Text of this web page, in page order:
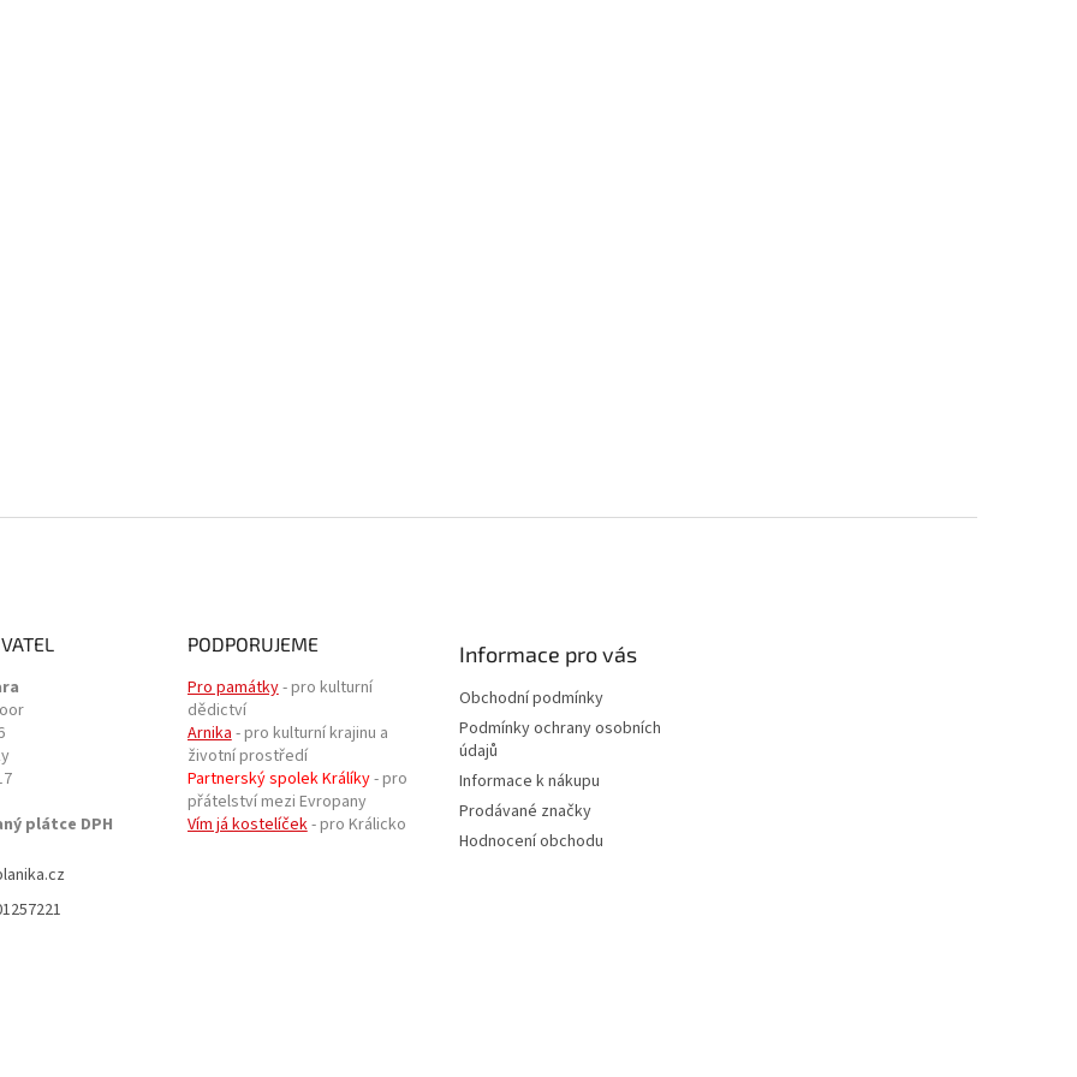
plátce DPH
PODPORUJEME
Pro památky- pro kulturní
dědictví
Arnika - pro kulturní krajinu a
životní prostředí
Partnerský spolek Králíky- pro
přátelství mezi Evropany
Vím já kostelíček- pro Králicko
Informace pro vás
Obchodní podmínky
Podmínky ochrany osobních
údajů
Informace k nákupu
Prodávané značky
Hodnocení obchodu